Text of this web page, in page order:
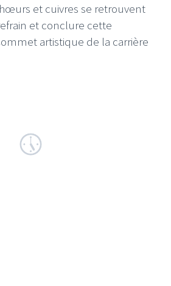
et cuivres se retrouvent
et conclure cette
artistique de la carrière